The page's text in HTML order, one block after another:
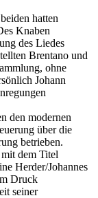
hatten
Knaben
des Liedes
Brentano und
ohne
Johann
den modernen
über die
betrieben.
dem Titel
Herder/Johannes
Druck
seiner